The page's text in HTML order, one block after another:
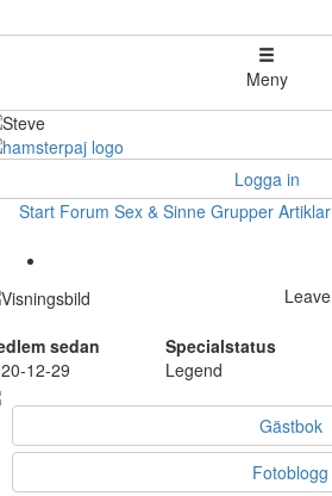
Meny
Logga in
Start Forum Sex & Sinne Grupper Artiklar
Leave
sedan
Specialstatus
12-29
Legend
Gästbok
Fotoblogg